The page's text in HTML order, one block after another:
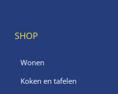
SHOP
Wonen
Koken en tafelen